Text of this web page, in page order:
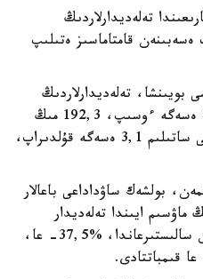
تەلەديدارلاردىڭ
قامتاماسىز ەتىلىپ
تەلەديدارلاردىڭ
ەكسپورتى مەن رەەكسپورتى 2,7 ەسەگە ءوسىپ، 192,3 مىڭ
داناعا جەتتى. ال ىشكى نارىقتاعى ساتىلىم 3,1 ەسەگە قۇلدىراپ،
بولشەك ساۋداداعى باعالار
2026 -جىلدىڭ ماۋسىم ايىندا تەلەديدار
وتكەن جىلدىڭ سايكەس ايىمەن سالىستىرعاندا، %37,5- عا،